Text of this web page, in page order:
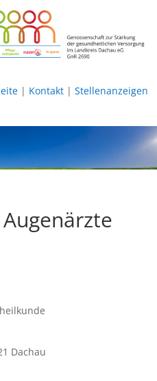
| Kontakt| Stellenanzeigen
Dachau